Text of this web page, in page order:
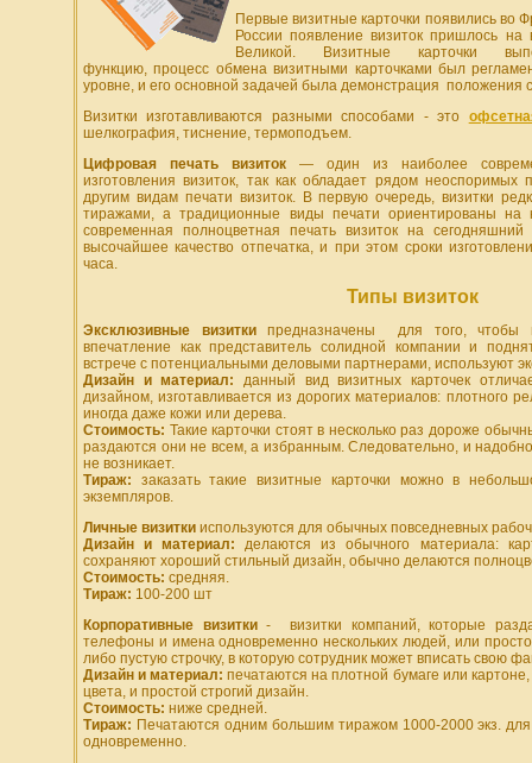
Первые визитные карточки появились во
России появление визиток пришлось
Великой. Визитные карточки
функцию, процесс обмена визитными карточками был
уровне, и его основной задачей была демонстрация положения
Визитки изготавливаются разными способами - это
шелкография, тиснение, термоподъем.
Цифровая печать визиток — один из наиболее
изготовления визиток, так как обладает рядом
другим видам печати визиток. В первую очередь, визитки
тиражами, а традиционные виды печати ориентированы на
современная полноцветная печать визиток на
высочайшее качество отпечатка, и при этом сроки
часа.
Типы визиток
Эксклюзивныe визиткипредназначены для того, чтобы
впечатление как представитель солидной компании и
встрече с потенциальными деловыми партнерами, используют
Дизайн и материал: данный вид визитных карточек
дизайном, изготавливается из дорогих материалов: плотного
иногда даже кожи или дерева.
Стоимость: Такие карточки стоят в несколько раз дороже
раздаются они не всем, а избранным. Следовательно, и
не возникает.
Тираж: заказать такие визитные карточки можно в
экземпляров.
Личные визитки используются для обычных повседневных
Дизайн и материал: делаются из обычного материала:
сохраняют хороший стильный дизайн, обычно делаются
Стоимость: средняя.
Тираж: 100-200 шт
Корпоративные визитки- визитки компаний, которые
телефоны и имена одновременно нескольких людей, или
либо пустую строчку, в которую сотрудник может вписать свою
Дизайн и материал: печатаются на плотной бумаге или
цвета, и простой строгий дизайн.
Стоимость: ниже средней.
Тираж: Печатаются одним большим тиражом 1000-2000 экз. для
одновременно.